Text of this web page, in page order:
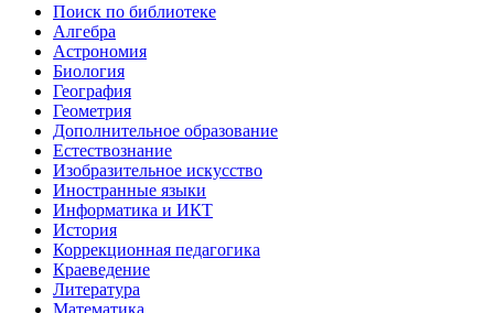
Поиск по библиотеке
Алгебра
Астрономия
Биология
География
Геометрия
Дополнительное образование
Естествознание
Изобразительное искусство
Иностранные языки
Информатика и ИКТ
История
Коррекционная педагогика
Краеведение
Литература
Математика